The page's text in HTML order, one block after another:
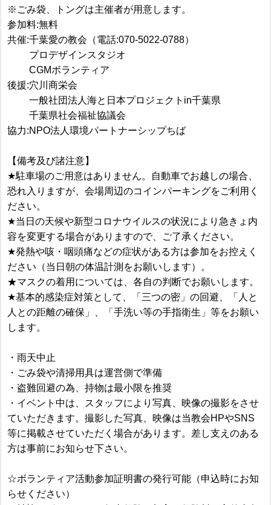
※ごみ袋、トングは主催者が用意します。
参加料:無料
共催:千葉愛の教会（電話:070-5022-0788）
プロデザインスタジオ
CGMボランティア
後援:穴川商栄会
一般社団法人海と日本プロジェクトin千葉県
千葉県社会福祉協議会
協力:NPO法人環境パートナーシップちば
【備考及び諸注意】
★駐車場のご用意はありません。自動車でお越しの場合、
恐れ入りますが、会場周辺のコインパーキングをご利用く
ださい。
★当日の天候や新型コロナウイルスの状況により急きょ内
容を変更する場合がありますので、ご了承ください。
★発熱や咳・咽頭痛などの症状がある方は参加をお控えく
ださい（当日朝の体温計測をお願いします）。
★マスクの着用については、各自の判断でお願いします。
★基本的感染症対策として、「三つの密」の回避、「人と
人との距離の確保」、「手洗い等の手指衛生」等をお願い
します。
・雨天中止
・ごみ袋や清掃用具は運営側で準備
・盗難回避の為、持物は最小限を推奨
・イベント中は、スタッフにより写真、映像の撮影をさせ
ていただきます。撮影した写真、映像は当教会HPやSNS
等に掲載させていただく場合があります。差し支えのある
方は事前にお知らせ下さい。
☆ボランティア活動参加証明書の発行可能（申込時にお知
らせください）